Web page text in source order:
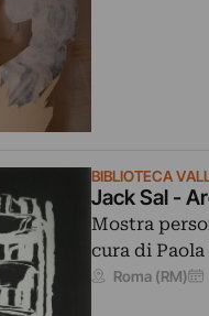
BIBLIOTECA
Jack Sal -
Mostra
cura di Paola
Roma (RM)